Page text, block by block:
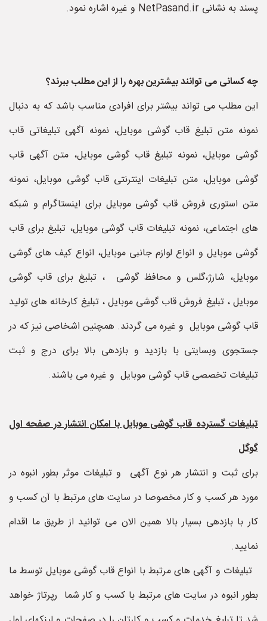
پسند به نشانی NetPasand.ir و غیره اشاره نمود.
چه کسانی می توانند بیشترین بهره را از این مطلب ببرند؟
این مطلب می تواند بیشتر برای افرادی مناسب باشد که به دنبال
نمونه متن تبلیغ قاب گوشی موبایل، نمونه آگهی تبلیغاتی قاب
گوشی موبایل، نمونه تبلیغ قاب گوشی موبایل، متن آگهی قاب
گوشی موبایل، متن تبلیغات اینترنتی قاب گوشی موبایل، نمونه
متن استوری فروش قاب گوشی موبایل برای اینستاگرام و شبکه
های اجتماعی، نمونه تبلیغات قاب گوشی موبایل، تبلیغ برای قاب
گوشی موبایل و انواع لوازم جانبی موبایل، انواع کیف های گوشی
موبایل، شارژ،گلس و محافظ گوشی ، تبلیغ برای قاب گوشی
موبایل ، تبلیغ فروش قاب گوشی موبایل ، تبلیغ کارخانه های تولید
قاب گوشی موبایل و غیره می گردند. همچنین اشخاصی نیز که در
جستجوی وبسایتی با بازدید و بازدهی بالا برای درج و ثبت
تبلیغات تخصصی قاب گوشی موبایل و غیره می باشند.
تبلیغات گسترده قاب گوشی موبایل با امکان انتشار در صفحه اول
گوگل
برای ثبت و انتشار هر نوع آگهی و تبلیغات موثر بطور انبوه در
مورد هر کسب و کار مخصوصا در سایت های مرتبط با آن کسب و
کار با بازدهی بسیار بالا همین الان می توانید از طریق ما اقدام
نمایید.
تبلیغات و آگهی های مرتبط با انواع قاب گوشی موبایل توسط ما
بطور انبوه در سایت های مرتبط با کسب و کار شما رپرتاژ خواهد